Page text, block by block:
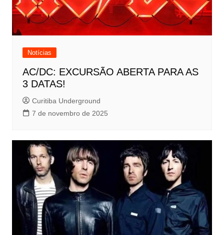
Notícias
AC/DC: EXCURSÃO ABERTA PARA AS
3 DATAS!
Curitiba Underground
7 de novembro de 2025